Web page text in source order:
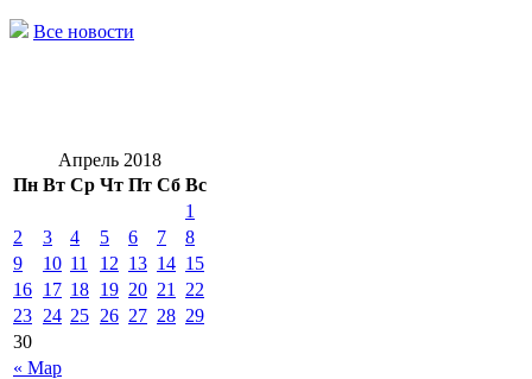
Все новости
Апрель 2018
Пн Вт Ср Чт Пт Сб Вс
« Мар
1
2
3 4 5 6 7
8
9
10 11 12 13 14 15
16 17 18 19 20 21
22
23 24 25 26 27 28 29
30